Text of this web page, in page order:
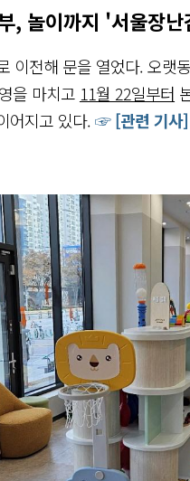
, 놀이까지 '서울장
이전해 문을 열었다. 오랫
을 마치고 11월 22일부터
어지고 있다.☞ [관련 기사]